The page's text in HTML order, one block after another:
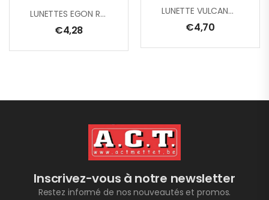
LUNETTES EGON RO/LIGHT MIRROR
€4,28
LUNETTE VULCANO2 FUME
€4,70
Inscrivez-vous à notre newsletter
Restez informé de nos nouveautés et promos.